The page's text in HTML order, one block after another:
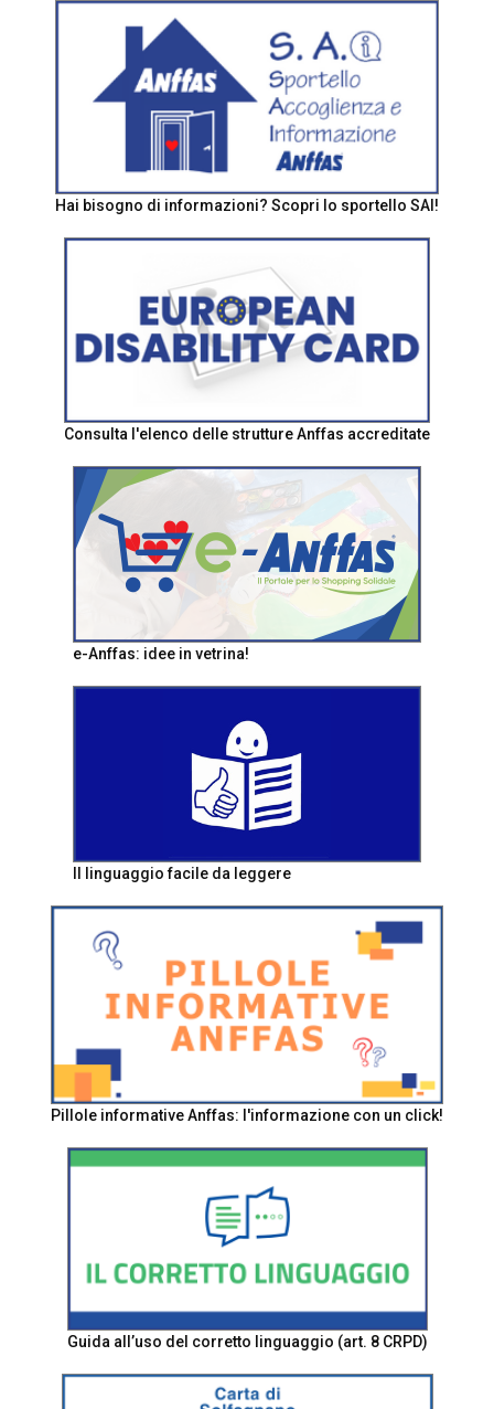
Hai bisogno di informazioni? Scopri lo sportello SAI!
Consulta l'elenco delle strutture Anffas accreditate
e-Anffas: idee in vetrina!
Il linguaggio facile da leggere
Pillole informative Anffas: l'informazione con un click!
Guida all’uso del corretto linguaggio (art. 8 CRPD)